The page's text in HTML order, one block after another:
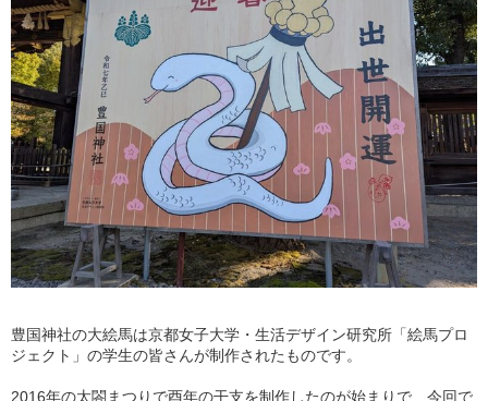
豊国神社の大絵馬は京都女子大学・生活デザイン研究所「絵馬プロ
ジェクト」の学生の皆さんが制作されたものです。
2016年の太閤まつりで酉年の干支を制作したのが始まりで、今回で